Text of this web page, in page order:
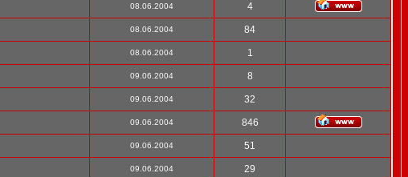
08.06.2004 4
08.06.2004 84
08.06.2004 1
09.06.2004 8
09.06.2004 32
09.06.2004 846
09.06.2004 51
09.06.2004 29